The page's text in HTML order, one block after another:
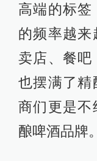
高端的标
的频率越来
卖店、餐吧
也摆满了精
商们更是不
酿啤酒品牌。